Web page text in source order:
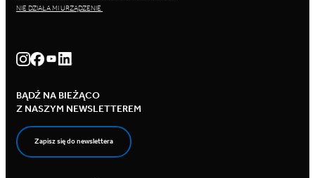
NIE DZIAŁA MI URZĄDZENIE
BĄDŹ NA BIEŻĄCO
Z NASZYM NEWSLETTEREM
Zapisz się do newslettera